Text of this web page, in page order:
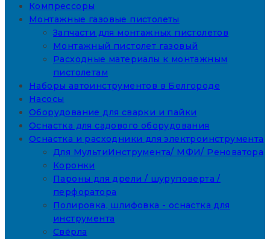
Компрессоры
Монтажные газовые пистолеты
Запчасти для монтажных пистолетов
Монтажный пистолет газовый
Расходные материалы к монтажным
пистолетам
Наборы автоинструментов в Белгороде
Насосы
Оборудование для сварки и пайки
Оснастка для садового оборудования
Оснастка и расходники для электроинструмента
Для МультиИнструмента/ МФИ/ Реноватора
Коронки
Пароны для дрели / шуруповерта /
перфоратора
Полировка, шлифовка - оснастка для
инструмента
Свёрла